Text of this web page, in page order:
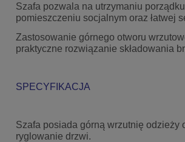
Szafa pozwala na utrzymaniu
pomieszczeniu socjalnym oraz łatwej
Zastosowanie górnego otworu
praktyczne rozwiązanie składowania
SPECYFIKACJA
Szafa posiada górną wrzutnię odzieży
ryglowanie drzwi.